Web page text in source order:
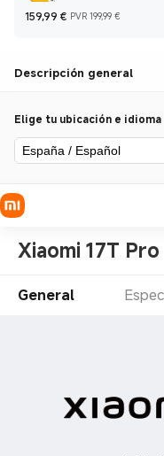
159,99 € Current
PVR 199,99 €
Descripción general